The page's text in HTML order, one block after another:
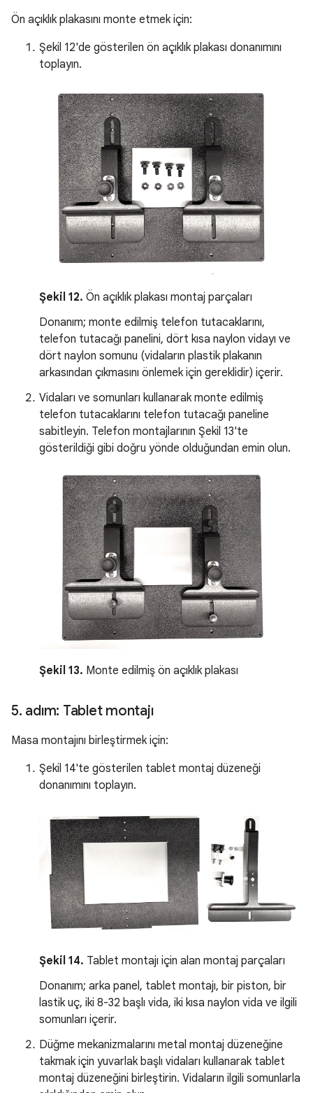
Ön açıklık plakasını monte etmek için:
Şekil 12'de gösterilen ön açıklık plakası donanımını
toplayın.
Şekil 12. Ön açıklık plakası montaj parçaları
Donanım; monte edilmiş telefon tutacaklarını,
telefon tutacağı panelini, dört kısa naylon vidayı ve
dört naylon somunu (vidaların plastik plakanın
arkasından çıkmasını önlemek için gereklidir) içerir.
Vidaları ve somunları kullanarak monte edilmiş
telefon tutacaklarını telefon tutacağı paneline
sabitleyin. Telefon montajlarının Şekil 13'te
gösterildiği gibi doğru yönde olduğundan emin olun.
Şekil 13. Monte edilmiş ön açıklık plakası
5. adım: Tablet montajı
Masa montajını birleştirmek için:
Şekil 14'te gösterilen tablet montaj düzeneği
donanımını toplayın.
Şekil 14. Tablet montajı için alan montaj parçaları
Donanım; arka panel, tablet montajı, bir piston, bir
lastik uç, iki 8-32 başlı vida, iki kısa naylon vida ve ilgili
somunları içerir.
Düğme mekanizmalarını metal montaj düzeneğine
takmak için yuvarlak başlı vidaları kullanarak tablet
montaj düzeneğini birleştirin. Vidaların ilgili somunlarla